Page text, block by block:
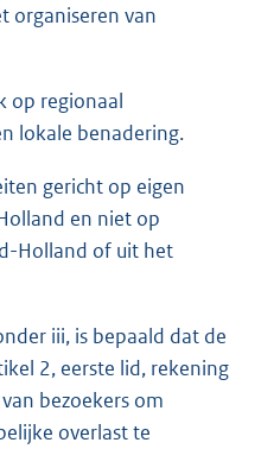
organiseren van
op regionaal
lokale benadering.
gericht op eigen
en niet op
Holland of uit het
iii, is bepaald dat de
2, eerste lid, rekening
bezoekers om
overlast te